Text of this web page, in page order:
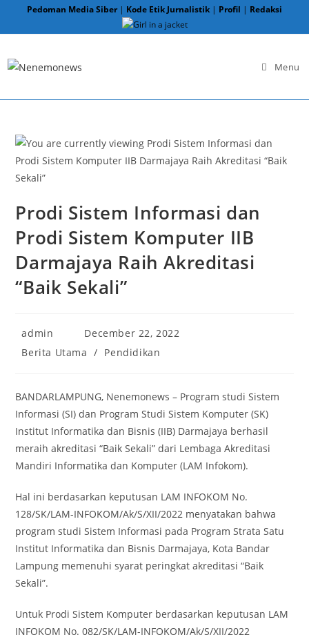
Pedoman Media Siber| Kode Etik Jurnalistik | Profil | Redaksi
Menu
Prodi Sistem Informasi dan
Prodi Sistem Komputer IIB
Darmajaya Raih Akreditasi
“Baik Sekali”
Post
admin
Post
December 22, 2022
Post
Berita Utama / Pendidikan
BANDARLAMPUNG, Nenemonews – Program studi Sistem
Informasi (SI) dan Program Studi Sistem Komputer (SK)
Institut Informatika dan Bisnis (IIB) Darmajaya berhasil
meraih akreditasi “Baik Sekali” dari Lembaga Akreditasi
Mandiri Informatika dan Komputer (LAM Infokom).
Hal ini berdasarkan keputusan LAM INFOKOM No.
128/SK/LAM-INFOKOM/Ak/S/XII/2022 menyatakan bahwa
program studi Sistem Informasi pada Program Strata Satu
Institut Informatika dan Bisnis Darmajaya, Kota Bandar
Lampung memenuhi syarat peringkat akreditasi “Baik
Sekali”.
Untuk Prodi Sistem Komputer berdasarkan keputusan LAM
INFOKOM No. 082/SK/LAM-INFOKOM/Ak/S/XII/2022